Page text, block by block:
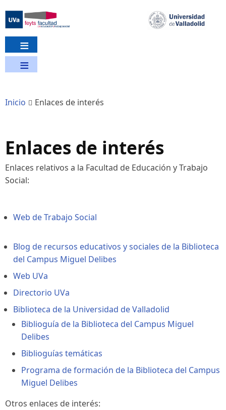
contenido
principal
Inicio Enlaces de interés
Enlaces de interés
Enlaces relativos a la Facultad de Educación y Trabajo
Social:
Web de Trabajo Social
Blog de recursos educativos y sociales de la Biblioteca
del Campus Miguel Delibes
Web UVa
Directorio UVa
Biblioteca de la Universidad de Valladolid
Biblioguía de la Biblioteca del Campus Miguel
Delibes
Biblioguías temáticas
Programa de formación de la Biblioteca del Campus
Miguel Delibes
Otros enlaces de interés: